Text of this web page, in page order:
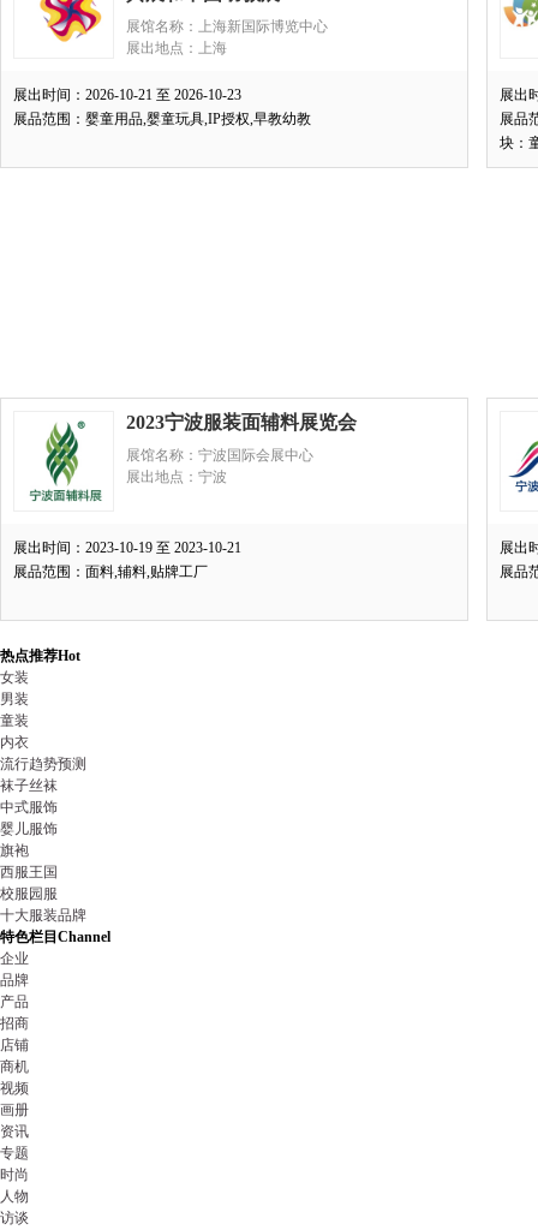
展馆名称：上海新国际博览中心
展出地点：上海
展出时间：2026-10-21 至 2026-10-23
展品范围：婴童用品,婴童玩具,IP授权,早教幼教
展出
展品
块：
2023宁波服装面辅料展览会
展馆名称：宁波国际会展中心
展出地点：宁波
展出时间：2023-10-19 至 2023-10-21
展品范围：面料,辅料,贴牌工厂
展出
展品
热点推荐Hot
女装
男装
童装
内衣
流行趋势预测
袜子丝袜
中式服饰
婴儿服饰
旗袍
西服王国
校服园服
十大服装品牌
特色栏目 Channel
企业
品牌
产品
招商
店铺
商机
视频
画册
资讯
专题
时尚
人物
访谈